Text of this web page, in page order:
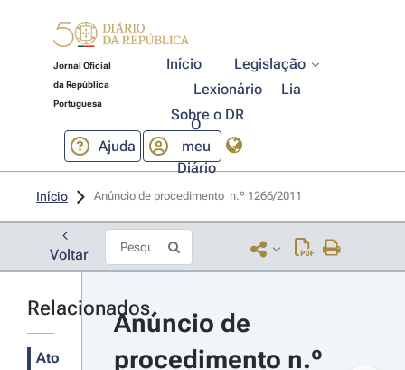
Jornal Oficial
da República
Portuguesa
Início
Legislação
Lexionário
Lia
Sobre o DR
Ajuda
O
meu
Diário
Início Anúncio de procedimento  n.º 1266/2011
Voltar
Relacionados
Ato
Anúncio de
procedimento n.º